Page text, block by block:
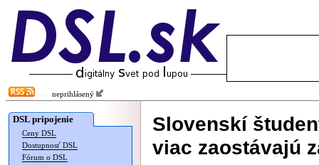
neprihlásený
DSL pripojenie
Ceny DSL
Dostupnosť DSL
Fórum o DSL
Slovenskí
viac zaostávajú